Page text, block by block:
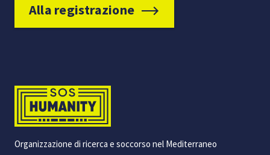
Alla registrazione
Organizzazione di ricerca e soccorso nel Mediterraneo